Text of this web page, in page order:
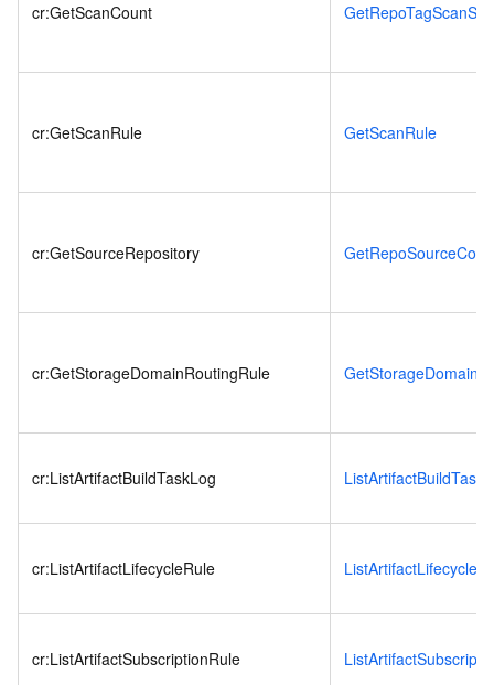
cr:GetScanCount
cr:GetScanRule GetScanRule
cr:GetSourceRepository
cr:GetStorageDomainRoutingRule
cr:ListArtifactBuildTaskLog
cr:ListArtifactLifecycleRule
cr:ListArtifactSubscriptionRule